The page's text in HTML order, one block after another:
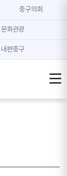
중구의회
문화관광
내편중구